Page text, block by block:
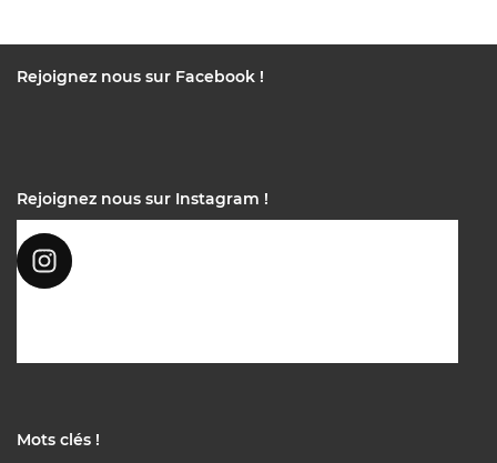
Rejoignez nous sur Facebook !
Rejoignez nous sur Instagram !
Mots clés !